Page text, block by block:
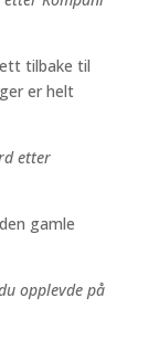
tilbake til
er helt
etter
gamle
opplevde på